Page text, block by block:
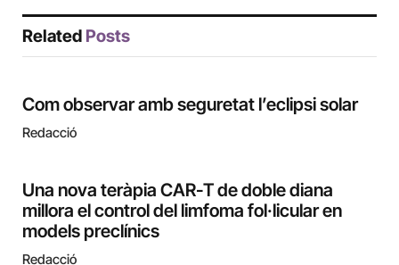
Related Posts
Com observar amb seguretat l’eclipsi solar
Redacció
Una nova teràpia CAR-T de doble diana
millora el control del limfoma fol·licular en
models preclínics
Redacció